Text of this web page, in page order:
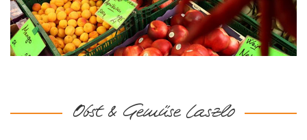
Obst & Gemüse Laszlo